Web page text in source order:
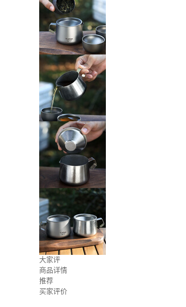
大家评
商品详情
推荐
买家评价